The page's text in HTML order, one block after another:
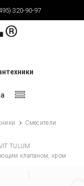
320-90-97
Смесители
TULUM
клапаном, хром